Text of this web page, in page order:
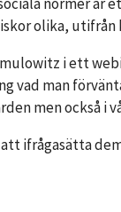
olika,
i ett
vad man
men också i
att ifrågasätta